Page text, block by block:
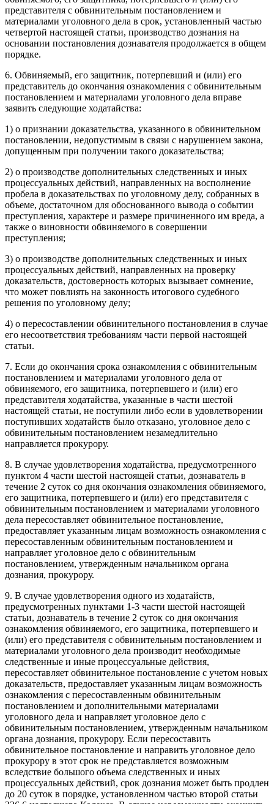
представителя с обвинительным постановлением и
материалами уголовного дела в срок, установленный частью
четвертой настоящей статьи, производство дознания на
основании постановления дознавателя продолжается в общем
порядке.
6. Обвиняемый, его защитник, потерпевший и (или) его
представитель до окончания ознакомления с обвинительным
постановлением и материалами уголовного дела вправе
заявить следующие ходатайства:
1) о признании доказательства, указанного в обвинительном
постановлении, недопустимым в связи с нарушением закона,
допущенным при получении такого доказательства;
2) о производстве дополнительных следственных и иных
процессуальных действий, направленных на восполнение
пробела в доказательствах по уголовному делу, собранных в
объеме, достаточном для обоснованного вывода о событии
преступления, характере и размере причиненного им вреда, а
также о виновности обвиняемого в совершении
преступления;
3) о производстве дополнительных следственных и иных
процессуальных действий, направленных на проверку
доказательств, достоверность которых вызывает сомнение,
что может повлиять на законность итогового судебного
решения по уголовному делу;
4) о пересоставлении обвинительного постановления в случае
его несоответствия требованиям части первой настоящей
статьи.
7. Если до окончания срока ознакомления с обвинительным
постановлением и материалами уголовного дела от
обвиняемого, его защитника, потерпевшего и (или) его
представителя ходатайства, указанные в части шестой
настоящей статьи, не поступили либо если в удовлетворении
поступивших ходатайств было отказано, уголовное дело с
обвинительным постановлением незамедлительно
направляется прокурору.
8. В случае удовлетворения ходатайства, предусмотренного
пунктом 4 части шестой настоящей статьи, дознаватель в
течение 2 суток со дня окончания ознакомления обвиняемого,
его защитника, потерпевшего и (или) его представителя с
обвинительным постановлением и материалами уголовного
дела пересоставляет обвинительное постановление,
предоставляет указанным лицам возможность ознакомления с
пересоставленным обвинительным постановлением и
направляет уголовное дело с обвинительным
постановлением, утвержденным начальником органа
дознания, прокурору.
9. В случае удовлетворения одного из ходатайств,
предусмотренных пунктами 1-3 части шестой настоящей
статьи, дознаватель в течение 2 суток со дня окончания
ознакомления обвиняемого, его защитника, потерпевшего и
(или) его представителя с обвинительным постановлением и
материалами уголовного дела производит необходимые
следственные и иные процессуальные действия,
пересоставляет обвинительное постановление с учетом новых
доказательств, предоставляет указанным лицам возможность
ознакомления с пересоставленным обвинительным
постановлением и дополнительными материалами
уголовного дела и направляет уголовное дело с
обвинительным постановлением, утвержденным начальником
органа дознания, прокурору. Если пересоставить
обвинительное постановление и направить уголовное дело
прокурору в этот срок не представляется возможным
вследствие большого объема следственных и иных
процессуальных действий, срок дознания может быть продлен
до 20 суток в порядке, установленном частью второй статьи